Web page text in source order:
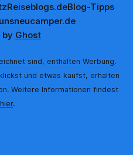
Reiseblogs.deBlog-Tipps
neucamper.de
by Ghost
sind, enthalten Werbung.
und etwas kaufst, erhalten
Weitere Informationen findest
hier.